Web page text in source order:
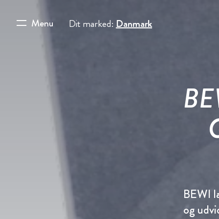
Menu Dit marked: Danmark
BEWI
og